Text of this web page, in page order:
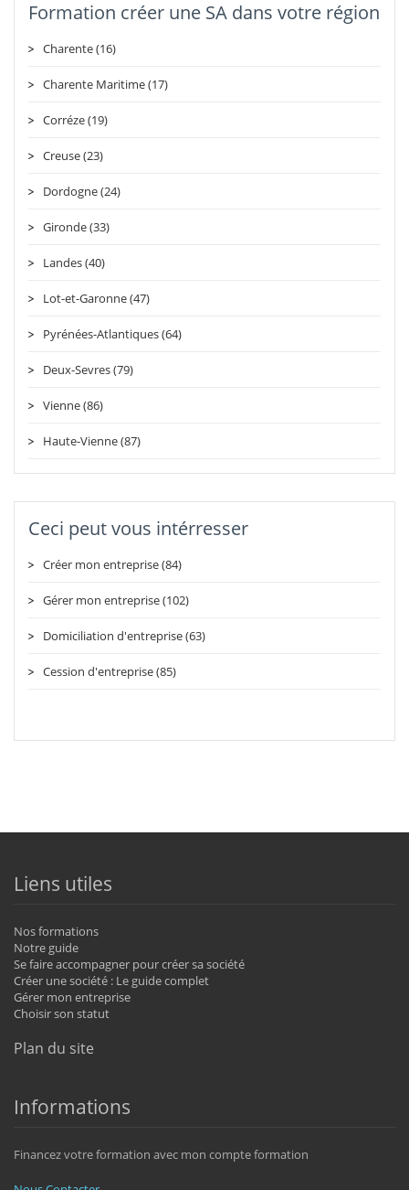
Formation créer une SA dans votre région
Charente (16)
Charente Maritime (17)
Corréze (19)
Creuse (23)
Dordogne (24)
Gironde (33)
Landes (40)
Lot-et-Garonne (47)
Pyrénées-Atlantiques (64)
Deux-Sevres (79)
Vienne (86)
Haute-Vienne (87)
Ceci peut vous intérresser
Créer mon entreprise (84)
Gérer mon entreprise (102)
Domiciliation d'entreprise (63)
Cession d'entreprise (85)
Liens utiles
Nos formations
Notre guide
Se faire accompagner pour créer sa société
Créer une société : Le guide complet
Gérer mon entreprise
Choisir son statut
Plan du site
Informations
Financez votre formation avec mon compte formation